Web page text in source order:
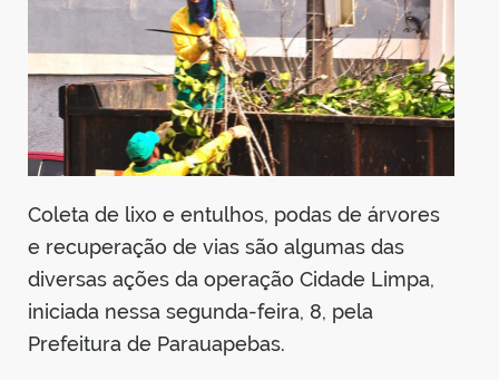
Coleta de lixo e entulhos, podas de árvores
e recuperação de vias são algumas das
diversas ações da operação Cidade Limpa,
iniciada nessa segunda-feira, 8, pela
Prefeitura de Parauapebas.